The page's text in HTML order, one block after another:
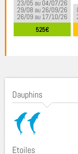
Dauphins
Etoiles
23/05 au 04/07/26
29/08 au 26/09/26
26/09 au 17/10/26
525€